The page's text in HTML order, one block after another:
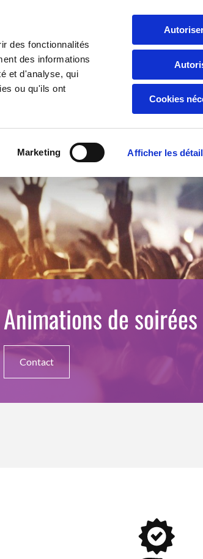
des fonctionnalités
des informations
et d'analyse, qui
ou qu'ils ont
Marketing Afficher les
Cookies
Boutique
06 94 04 92 88/
Nos Services
Animations de soirées
Contact